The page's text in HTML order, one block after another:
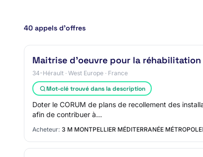
40 appels d’offres
Maitrise d'oeuvre pour la
34-Hérault · West Europe · France
Mot-clé trouvé dans la description
Doter le CORUM de plans de recollement des
afin de contribuer à…
Acheteur: 3 M MONTPELLIER MÉDITERRANÉE MÉTROPOLE